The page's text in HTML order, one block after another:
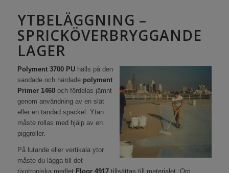
YTBELÄGGNING –
SPRICKÖVERBRYGGANDE
LAGER
Polyment 3700 PUhälls på den
sandade och härdade polyment
Primer 1460och fördelas jämnt
genom användning av en slät
eller en tandad spackel. Ytan
måste rollas med hjälp av en
piggroller.
På lutande eller vertikala ytor
måste du lägga till det
tixotropiska medlet Floor 4917tillsättas till materialet. Om